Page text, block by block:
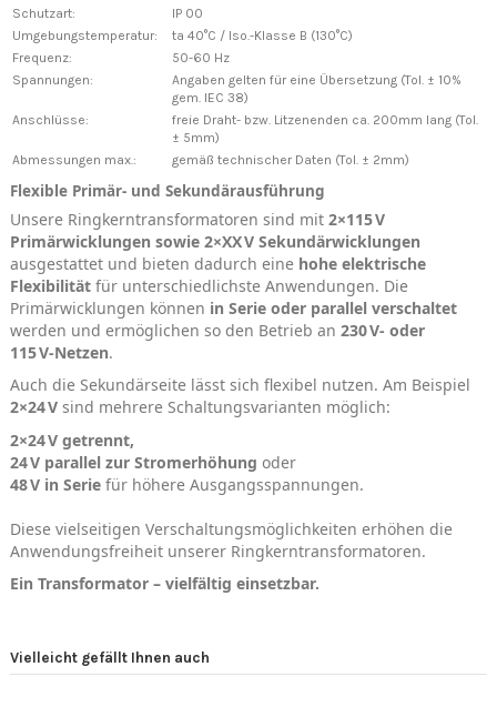
Schutzart:
IP 00
Umgebungstemperatur:
ta 40°C / Iso.-Klasse B (130°C)
Frequenz:
50-60 Hz
Spannungen:
Angaben gelten für eine Übersetzung (Tol. ± 10%
gem. IEC 38)
Anschlüsse:
freie Draht- bzw. Litzenenden ca. 200mm lang (Tol.
± 5mm)
Abmessungen max.:
gemäß technischer Daten (Tol. ± 2mm)
Flexible Primär- und Sekundärausführung
Unsere Ringkerntransformatoren sind mit 2×115 V
Primärwicklungen sowie 2×XX V Sekundärwicklungen
ausgestattet und bieten dadurch eine hohe elektrische
Flexibilität für unterschiedlichste Anwendungen. Die
Primärwicklungen können in Serie oder parallel verschaltet
werden und ermöglichen so den Betrieb an 230 V‑ oder
115 V‑Netzen.
Auch die Sekundärseite lässt sich flexibel nutzen. Am Beispiel
2×24 V sind mehrere Schaltungsvarianten möglich:
2×24 V getrennt,
24 V parallel zur Stromerhöhung oder
48 V in Serie für höhere Ausgangsspannungen.
Diese vielseitigen Verschaltungsmöglichkeiten erhöhen die
Anwendungsfreiheit unserer Ringkerntransformatoren.
Ein Transformator – vielfältig einsetzbar.
Vielleicht gefällt Ihnen auch